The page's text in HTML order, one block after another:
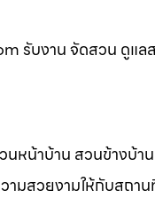
รับงาน จัดสวน ดูแล
นหน้าบ้าน สวนข้างบ้า
ามสวยงามให้กับสถา